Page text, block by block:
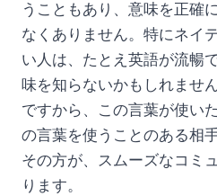
うこともあり、意味を正確
なくありません。特にネイ
い人は、たとえ英語が流暢
味を知らないかもしれません
ですから、この言葉が使い
の言葉を使うことのある相
その方が、スムーズなコミ
ります。